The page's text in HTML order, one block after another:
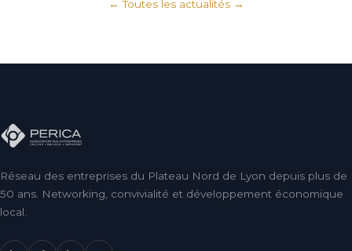
← Toutes les actualités
Réseau des entreprises du Plateau Nord de Lyon depuis plus de
50 ans. Networking, convivialité et développement économique
local.